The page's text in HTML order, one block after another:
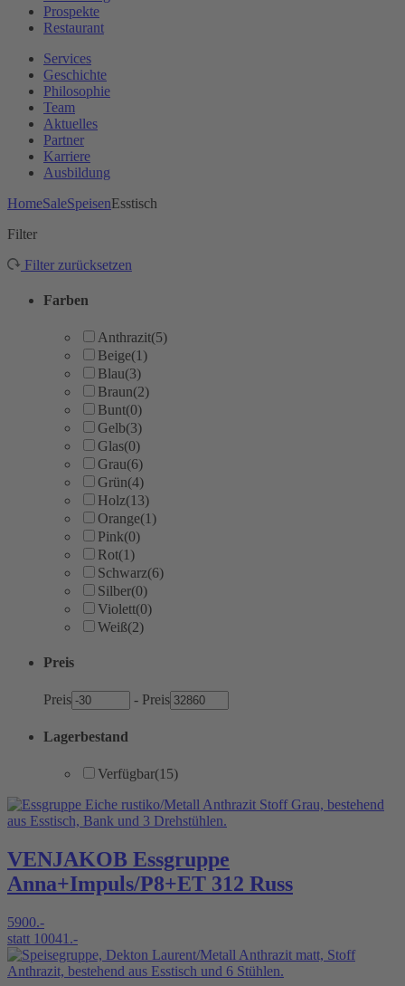
Prospekte
Restaurant
Services
Geschichte
Philosophie
Team
Aktuelles
Partner
Karriere
Ausbildung
HomeSaleSpeisenEsstisch
Filter
Filter zurücksetzen
Farben
Anthrazit(5)
Beige(1)
Blau(3)
Braun(2)
Bunt(0)
Gelb(3)
Glas(0)
Grau(6)
Grün(4)
Holz(13)
Orange(1)
Pink(0)
Rot(1)
Schwarz(6)
Silber(0)
Violett(0)
Weiß(2)
Preis
Preis - Preis
Lagerbestand
Verfügbar(15)
VENJAKOB Essgruppe
Anna+Impuls/P8+ET 312 Russ
5900.-
statt 10041.-